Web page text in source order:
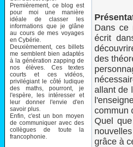
Premièrement, ce blog est
pour moi une manière
idéale de classer les
informations que je glâne
au cours de mes voyages
en Cybérie.
Deuxièmement, ces billets
me semblent bien adaptés
à la génération zapping de
nos élèves. Ces textes
courts et ces vidéos,
privilégiant le côté ludique
des maths, pourront, je
l'espère, les intéresser et
leur donner l'envie d'en
savoir plus.
Enfin, c'est un bon moyen
de communiquer avec des
collègues de toute la
francophonie.
Dans ce
écrit
des
allant de
commun
Quel
grâce à